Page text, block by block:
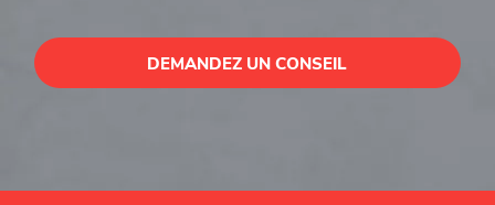
DEMANDEZ UN CONSEIL